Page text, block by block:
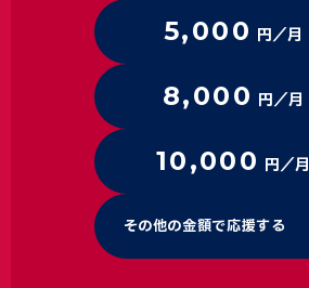
5,000 円／月
8,000 円／月
10,000 円／月
その他の金額で応援する